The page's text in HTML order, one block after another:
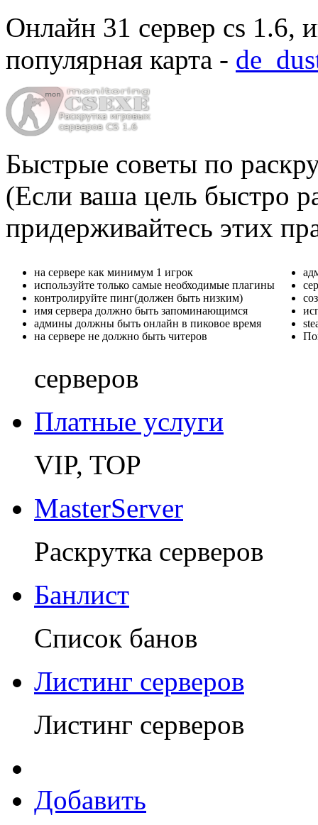
Онлайн 31 сервер cs 1.6,
популярная карта -
Быстрые советы по
(Если ваша цель быстро
придерживайтесь этих
на сервере как минимум 1 игрок
используйте только самые необходимые плагины
контролируйте пинг(должен быть низким)
имя сервера должно быть запоминающимся
админы должны быть онлайн в пиковое время
на сервере не должно быть читеров
серверов
Платные услуги
VIP, TOP
MasterServer
Раскрутка серверов
Банлист
Список банов
Листинг серверов
Листинг серверов
Добавить